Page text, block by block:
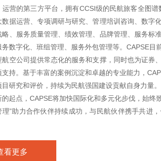
运营的第三方平台，拥有CCSI级的民航旅客全图
数据运营、专项调研与研究、管理培训咨询、数字
略、服务质量管理、绩效管理、品牌管理、服务标
务数字化、班组管理、服务外包管理等。CAPSE
航空公司提供常态化的服务和支撑，同时也为证券
支持。基于丰富的案例沉淀和卓越的专业能力，
研究和评价，持续为民航强国建设贡献自身力量。
的起点，CAPSE将加快国际化和多元化步伐，始终
理”助力合作伙伴持续成功，与民航伙伴携手共进
看更多